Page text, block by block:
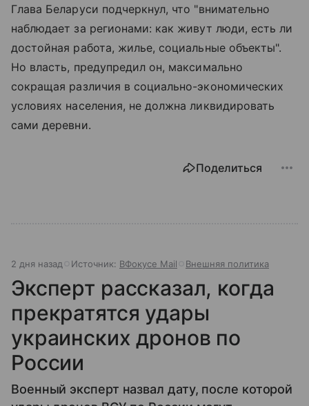
Глава Беларуси подчеркнул, что "внимательно
наблюдает за регионами: как живут люди, есть ли
достойная работа, жилье, социальные объекты".
Но власть, предупредил он, максимально
сокращая различия в социально-экономических
условиях населения, не должна ликвидировать
сами деревни.
Поделиться
2 дня назад Источник: ВФокусе Mail Внешняя политика
Эксперт рассказал, когда
прекратятся удары
украинских дронов по
России
Военный эксперт назвал дату, после которой